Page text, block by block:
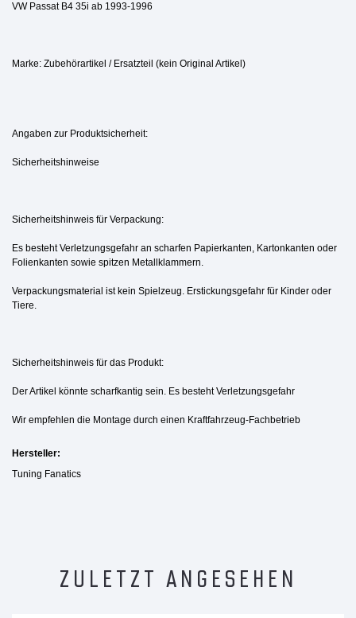
VW Passat B4 35i ab 1993-1996
Marke: Zubehörartikel / Ersatzteil (kein Original Artikel)
Angaben zur Produktsicherheit:
Sicherheitshinweise
Sicherheitshinweis für Verpackung:
Es besteht Verletzungsgefahr an scharfen Papierkanten, Kartonkanten oder
Folienkanten sowie spitzen Metallklammern.
Verpackungsmaterial ist kein Spielzeug. Erstickungsgefahr für Kinder oder
Tiere.
Sicherheitshinweis für das Produkt:
Der Artikel könnte scharfkantig sein. Es besteht Verletzungsgefahr
Wir empfehlen die Montage durch einen Kraftfahrzeug-Fachbetrieb
Hersteller:
Tuning Fanatics
ZULETZT ANGESEHEN